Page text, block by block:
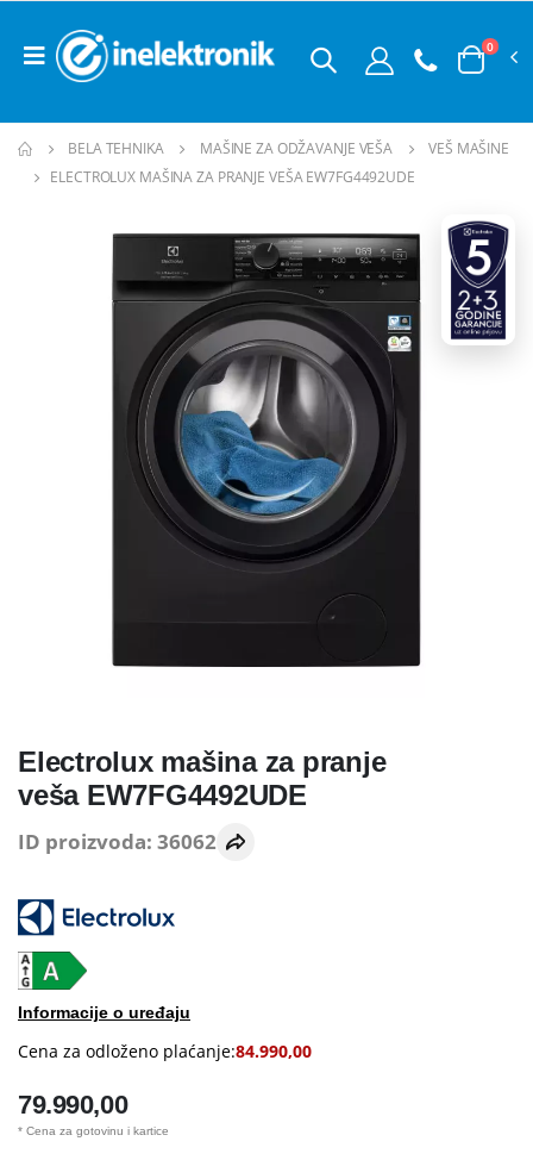
0
BELA TEHNIKA MAŠINE ZA ODŽAVANJE VEŠA
VEŠ MAŠINE
ELECTROLUX MAŠINA ZA PRANJE VEŠA EW7FG4492UDE
Electrolux mašina za pranje
veša EW7FG4492UDE
ID proizvoda: 36062
Informacije o uređaju
Cena za odloženo plaćanje:84.990,00
79.990,00
* Cena za gotovinu i kartice